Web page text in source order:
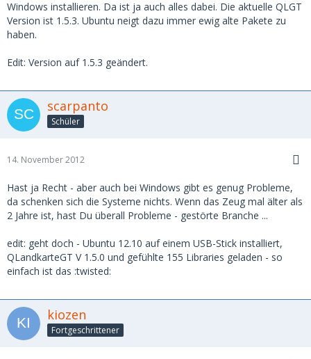
Windows installieren. Da ist ja auch alles dabei. Die aktuelle QLGT
Version ist 1.5.3. Ubuntu neigt dazu immer ewig alte Pakete zu
haben.
Edit: Version auf 1.5.3 geändert.
scarpanto
Schüler
14. November 2012
Hast ja Recht - aber auch bei Windows gibt es genug Probleme,
da schenken sich die Systeme nichts. Wenn das Zeug mal älter als
2 Jahre ist, hast Du überall Probleme - gestörte Branche ...
edit: geht doch - Ubuntu 12.10 auf einem USB-Stick installiert,
QLandkarteGT V 1.5.0 und gefühlte 155 Libraries geladen - so
einfach ist das :twisted:
kiozen
Fortgeschrittener